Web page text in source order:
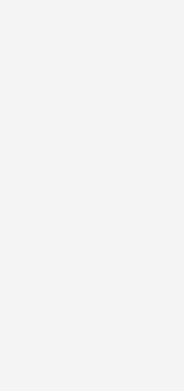
Grundvermögen.
Die Fläche
sein, die Verpachtung
samt Nebenanlagen wie
dienen, die
und eine Rückführung
vorgesehen sein.
hin. Aufgrund
Autobahnen und
ohne
durch die Zuordnung zum